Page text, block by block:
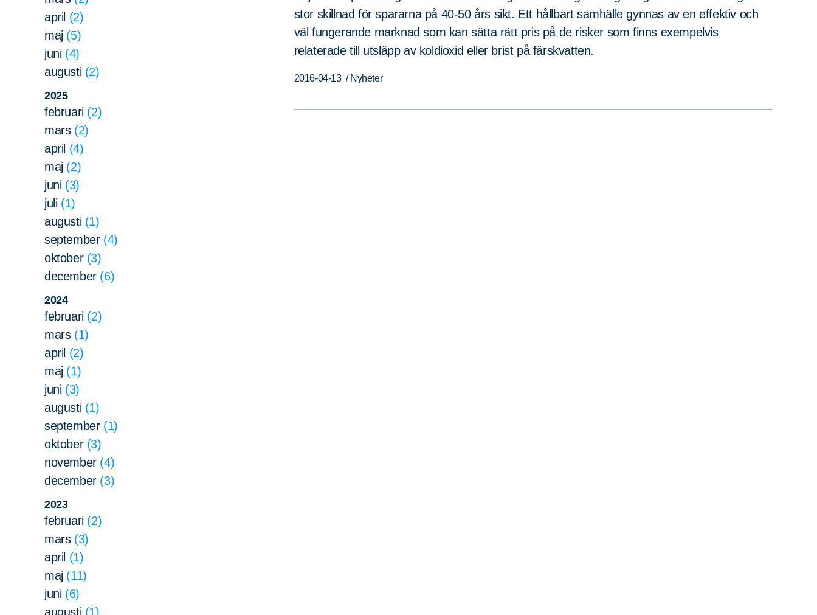
april
2
maj 5
juni 4
augusti 2
2025
februari 2
mars 2
april
4
maj 2
juni 3
juli 1
augusti 1
september 4
oktober 3
december 6
2024
februari 2
mars 1
april
2
maj 1
juni 3
augusti 1
september 1
oktober 3
november 4
december 3
2023
februari 2
mars 3
april
1
maj 11
juni 6
augusti 1
stor skillnad för spararna på 40-50 års sikt. Ett hållbart samhälle gynnas av en effektiv och
väl fungerande marknad som kan sätta rätt pris på de risker som finns exempelvis
relaterade till utsläpp av koldioxid eller brist på färskvatten.
2016-04-13 / Nyheter